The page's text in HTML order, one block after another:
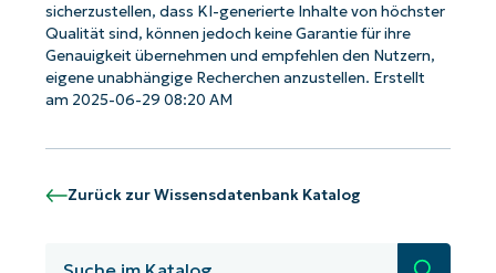
sicherzustellen, dass KI-generierte Inhalte von höchster
Qualität sind, können jedoch keine Garantie für ihre
Genauigkeit übernehmen und empfehlen den Nutzern,
eigene unabhängige Recherchen anzustellen. Erstellt
am 2025-06-29 08:20 AM
Zurück zur Wissensdatenbank Katalog
Suche
Starten Sie mit NinjaOne AI-gesteuerten